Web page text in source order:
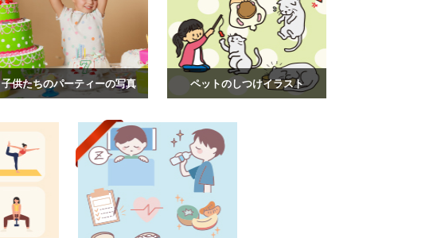
子供たちのパーティーの写真 ペットのしつけイラスト